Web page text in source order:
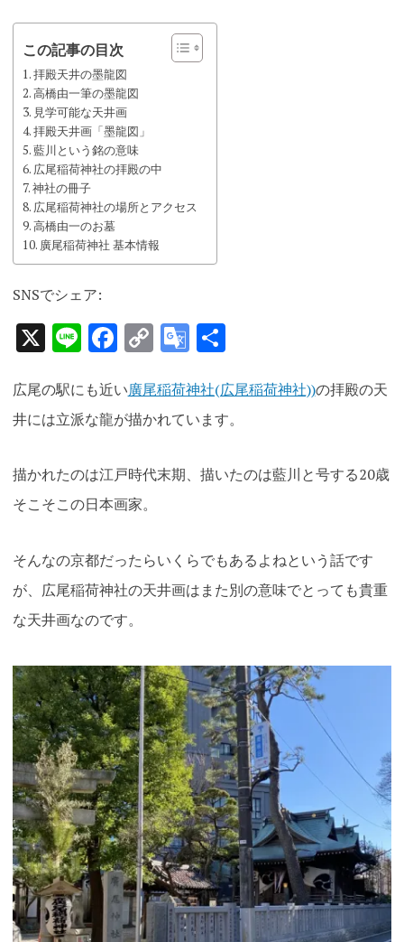
この記事の目次
拝殿天井の墨龍図
高橋由一筆の墨龍図
見学可能な天井画
拝殿天井画「墨龍図」
藍川という銘の意味
広尾稲荷神社の拝殿の中
神社の冊子
広尾稲荷神社の場所とアクセス
高橋由一のお墓
廣尾稲荷神社 基本情報
SNSでシェア:
X LineFacebook
CopyGoogle
共
広尾の駅にも近い廣尾稲荷神社(広尾稲荷神社))の拝殿の天
井には立派な龍が描かれています。
描かれたのは江戸時代末期、描いたのは藍川と号する20歳
そこそこの日本画家。
そんなの京都だったらいくらでもあるよねという話です
が、広尾稲荷神社の天井画はまた別の意味でとっても貴重
な天井画なのです。